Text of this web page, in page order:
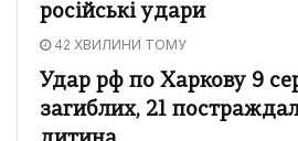
російські удари
42 ХВИЛИНИ ТОМУ
Удар рф по Харкову 9
загиблих, 21